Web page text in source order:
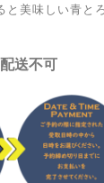
と美味しい青と
送不可